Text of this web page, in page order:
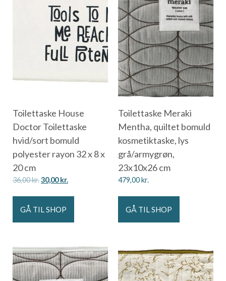
Toilettaske House
Doctor Toilettaske
hvid/sort bomuld
polyester rayon 32 x 8 x
20 cm
36,00kr.30,00kr.
GÅ TIL SHOP
Toilettaske Meraki
Mentha, quiltet bomuld
kosmetiktaske, lys
grå/armygrøn,
23x10x26 cm
479,00kr.
GÅ TIL SHOP